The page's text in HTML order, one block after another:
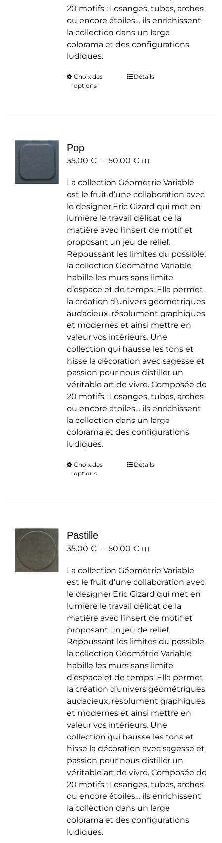
20 motifs : Losanges, tubes, arches
ou encore étoiles… ils enrichissent
la collection dans un large
colorama et des configurations
ludiques.
Choix des
options
Ce
peuvent
choisies
sur
la
page
du
produit
Détails
Pop
35.00 € – 50.00 €Plage
prix :
35.00 €
à
50.00 €
HT
La collection Géométrie Variable
est le fruit d’une collaboration avec
le designer Eric Gizard qui met en
lumière le travail délicat de la
matière avec l’insert de motif et
proposant un jeu de relief.
Repoussant les limites du possible,
la collection Géométrie Variable
habille les murs sans limite
d’espace et de temps. Elle permet
la création d’univers géométriques
audacieux, résolument graphiques
et modernes et ainsi mettre en
valeur vos intérieurs. Une
collection qui hausse les tons et
hisse la décoration avec sagesse et
passion pour nous distiller un
véritable art de vivre. Composée de
20 motifs : Losanges, tubes, arches
ou encore étoiles… ils enrichissent
la collection dans un large
colorama et des configurations
ludiques.
Choix des
options
Ce
peuvent
choisies
sur
la
page
du
produit
Détails
Pastille
35.00 € – 50.00 €Plage
prix :
35.00 €
à
50.00 €
HT
La collection Géométrie Variable
est le fruit d’une collaboration avec
le designer Eric Gizard qui met en
lumière le travail délicat de la
matière avec l’insert de motif et
proposant un jeu de relief.
Repoussant les limites du possible,
la collection Géométrie Variable
habille les murs sans limite
d’espace et de temps. Elle permet
la création d’univers géométriques
audacieux, résolument graphiques
et modernes et ainsi mettre en
valeur vos intérieurs. Une
collection qui hausse les tons et
hisse la décoration avec sagesse et
passion pour nous distiller un
véritable art de vivre. Composée de
20 motifs : Losanges, tubes, arches
ou encore étoiles… ils enrichissent
la collection dans un large
colorama et des configurations
ludiques.